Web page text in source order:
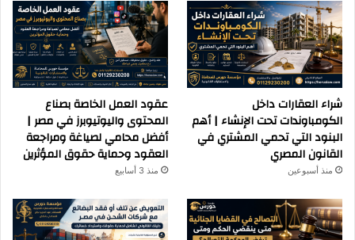
شراء العقارات داخل
الكومباوندات تحت الإنشاء | أهم
البنود التي تحمي المشتري في
القانون المصري
منذ أسبوعين
عقود العمل الخاصة بصناع
المحتوى واليوتيوبرز في مصر |
أفضل محامي لصياغة ومراجعة
العقود وحماية حقوق المؤثرين
منذ 3 أسابيع